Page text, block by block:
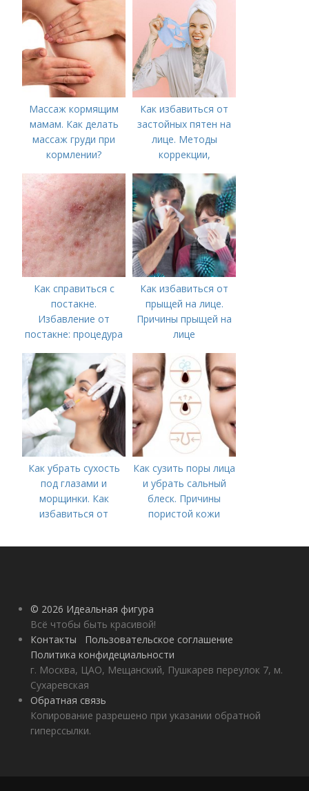
Массаж кормящим
мамам. Как делать
массаж груди при
кормлении?
Как избавиться от
застойных пятен на
лице. Методы
коррекции,
акне и удаления
рубцов и шрамов
постакне
Как справиться с
постакне.
Избавление от
постакне: процедура
Как избавиться от
прыщей на лице.
Причины прыщей на
лице
Как убрать сухость
под глазами и
морщинки. Как
избавиться от
косметологические
Как сузить поры лица
и убрать сальный
блеск. Причины
пористой кожи
© 2026 Идеальная фигура
Всё чтобы быть красивой!
Контакты
Пользовательское соглашение
Политика конфидециальности
г. Москва, ЦАО, Мещанский, Пушкарев переулок 7, м.
Сухаревская
Обратная связь
Копирование разрешено при указании обратной
гиперссылки.